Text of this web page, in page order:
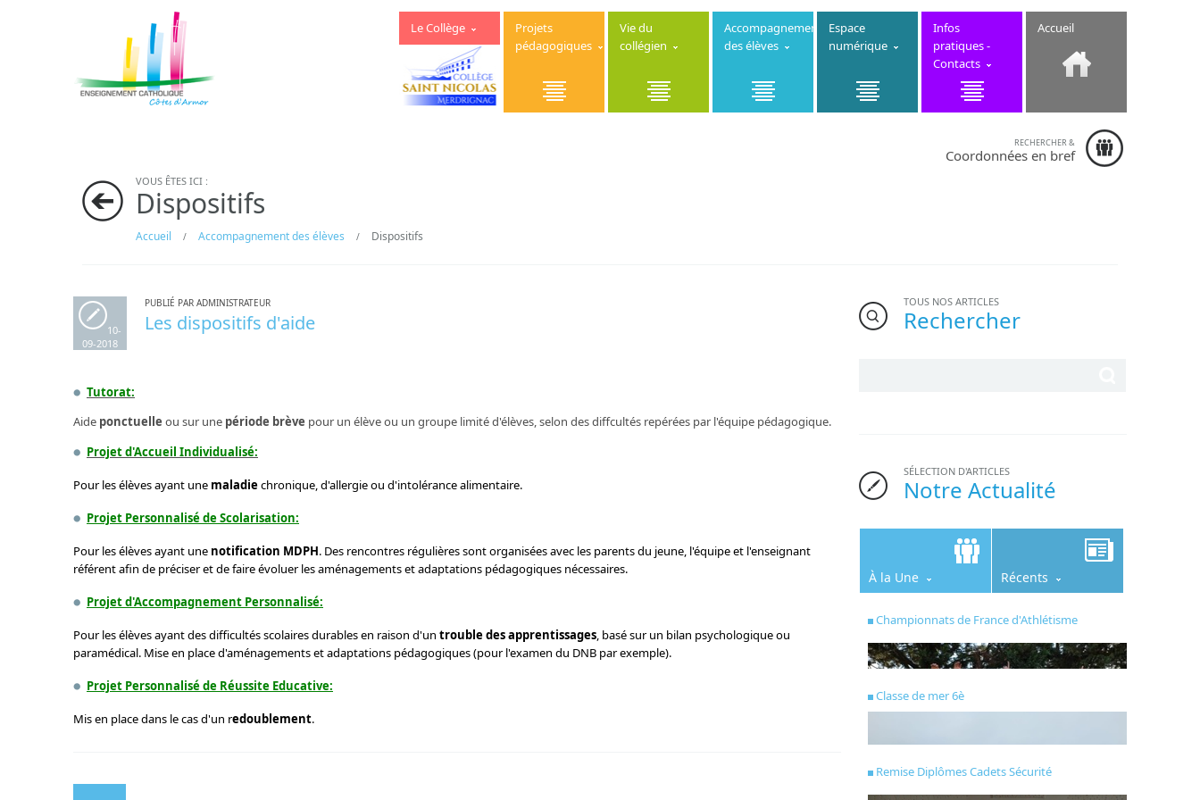
Le Collège
Projets
pédagogiques
Vie du
collégien
Accompagnement
des élèves
Espace
numérique
Infos
pratiques -
Contacts
Accueil
RECHERCHER &
Coordonnées en bref
Collège
Saint-Nicolas
VOUS ÊTES ICI :
Dispositifs
Accueil / Accompagnement des élèves / Dispositifs
10-
09-2018
PUBLIÉ PAR ADMINISTRATEUR
Les dispositifs d'aide
Tutorat:
Aide ponctuelle ou sur une période brève pour un élève ou un groupe limité d'élèves, selon des diffcultés repérées par l'équipe pédagogique.
Projet d'Accueil Individualisé:
Pour les élèves ayant une maladiechronique, d'allergie ou d'intolérance alimentaire.
Projet Personnalisé de Scolarisation:
Pour les élèves ayant une notification MDPH. Des rencontres régulières sont organisées avec les parents du jeune, l'équipe et l'enseignant
référent afin de préciser et de faire évoluer les aménagements et adaptations pédagogiques nécessaires.
Projet d'Accompagnement Personnalisé:
Pour les élèves ayant des difficultés scolaires durables en raison d'un trouble des apprentissages, basé sur un bilan psychologique ou
paramédical. Mise en place d'aménagements et adaptations pédagogiques (pour l'examen du DNB par exemple).
Projet Personnalisé de Réussite Educative:
Mis en place dans le cas d'un redoublement.
TOUS NOS ARTICLES
Rechercher
SÉLECTION D'ARTICLES
Notre Actualité
À la Une Récents
Championnats de France d'Athlétisme
Classe de mer 6è
Remise Diplômes Cadets Sécurité